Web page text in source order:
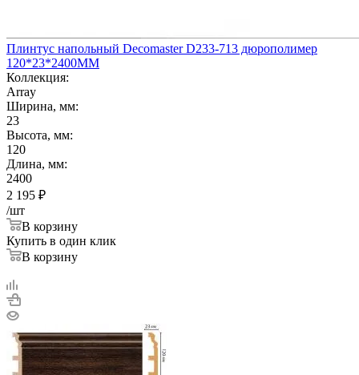
Плинтус напольный Decomaster D233-713 дюрополимер
120*23*2400ММ
Коллекция:
Array
Ширина, мм:
23
Высота, мм:
120
Длина, мм:
2400
2 195 ₽
/шт
В корзину
Купить в один клик
В корзину